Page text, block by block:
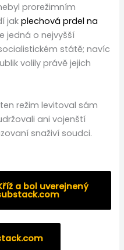
prorežimním
jakplechová prdel na
jedná o nejvyšší
státě; navíc
volily právě jejich
režim levitoval sám
ani vojenští
snaživí soudci.
a bol uverejnený